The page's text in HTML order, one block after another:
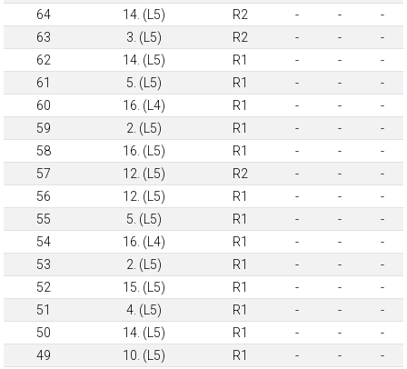
64
14. (L5) R2 - -
-
63
3. (L5) R2 - -
-
62
14. (L5) R1 - -
-
61
5. (L5) R1 - -
-
60
16. (L4) R1 - -
-
59
2. (L5) R1 - -
-
58
16. (L5) R1 - -
-
57
12. (L5) R2 - -
-
56
12. (L5) R1 - -
-
55
5. (L5) R1 - -
-
54
16. (L4) R1 - -
-
53
2. (L5) R1 - -
-
52
15. (L5) R1 - -
-
51
4. (L5) R1 - -
-
50
14. (L5) R1 - -
-
49
10. (L5) R1 - -
-